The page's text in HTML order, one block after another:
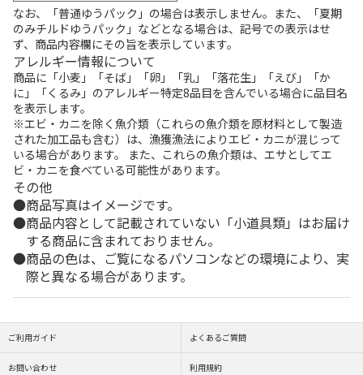
なお、「普通ゆうパック」の場合は表示しません。また、「夏期
のみチルドゆうパック」などとなる場合は、記号での表示はせ
ず、商品内容欄にその旨を表示しています。
アレルギー情報について
商品に「小麦」「そば」「卵」「乳」「落花生」「えび」「か
に」「くるみ」のアレルギー特定8品目を含んでいる場合に品目名
を表示します。
※エビ・カニを除く魚介類（これらの魚介類を原材料として製造
された加工品も含む）は、漁獲漁法によりエビ・カニが混じって
いる場合があります。 また、これらの魚介類は、エサとしてエ
ビ・カニを食べている可能性があります。
その他
商品写真はイメージです。
商品内容として記載されていない「小道具類」はお届け
する商品に含まれておりません。
商品の色は、ご覧になるパソコンなどの環境により、実
際と異なる場合があります。
ご利用ガイド よくあるご質問
お問い合わせ 利用規約